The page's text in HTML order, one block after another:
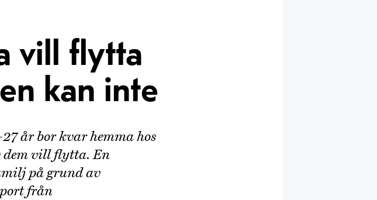
vill flytta
kan inte
år bor kvar hemma hos
dem vill flytta. En
på grund av
från